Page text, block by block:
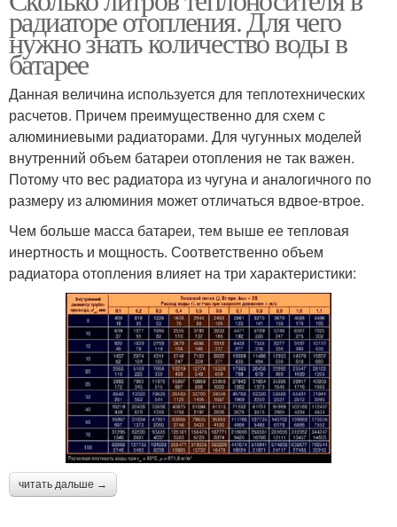
радиаторе отопления. Для чего
нужно знать количество воды в
батарее
Данная величина используется для теплотехнических
расчетов. Причем преимущественно для схем с
алюминиевыми радиаторами. Для чугунных моделей
внутренний объем батареи отопления не так важен.
Потому что вес радиатора из чугуна и аналогичного по
размеру из алюминия может отличаться вдвое-втрое.
Чем больше масса батареи, тем выше ее тепловая
инертность и мощность. Соответственно объем
радиатора отопления влияет на три характеристики:
читать дальше →